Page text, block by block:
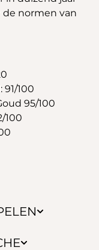
normen van
91/100
95/100
100